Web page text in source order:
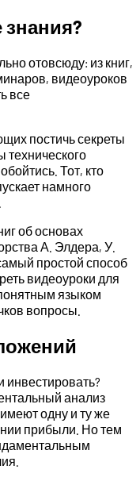
отовсюду: из книг,
видеоуроков
все
постичь секреты
технического
Тот, кто
намного
об основах
А. Элдера, У.
простой способ
видеоуроки для
языком
вопросы.
инвестировать?
анализ
одну и ту же
прибыли. Но тем